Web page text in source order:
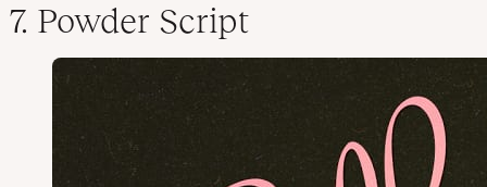
7. Powder Script